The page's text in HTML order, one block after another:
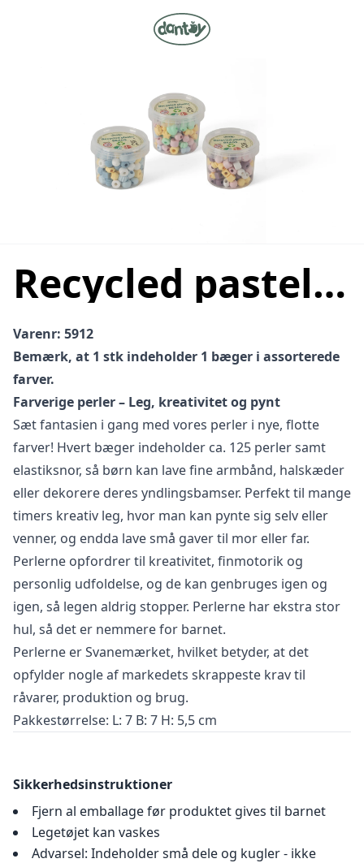
Recycled pastels perler 125 stk - 3 farvekombinationer - assorteret
Varenr: 5912
Bemærk, at 1 stk indeholder 1 bæger i assorterede
farver.
Farverige perler – Leg, kreativitet og pynt
Sæt fantasien i gang med vores perler i nye, flotte
farver! Hvert bæger indeholder ca. 125 perlersamt
elastiksnor, så børn kan lave fine armbånd, halskæder
eller dekorere deres yndlingsbamser. Perfekt til mange
timers kreativ leg, hvor man kan pynte sig selv eller
venner, og endda lave små gaver til mor eller far.
Perlerne opfordrer til kreativitet, finmotorik og
personlig udfoldelse, og de kan genbruges igen og
igen, så legen aldrig stopper. Perlerne har ekstra stor
hul, så det er nemmere for barnet.
Perlerne er Svanemærket, hvilket betyder, at det
opfylder nogle af markedets skrappeste krav til
råvarer, produktion og brug.
Pakkestørrelse: L: 7 B: 7 H: 5,5 cm
Sikkerhedsinstruktioner
Fjern al emballage før produktet gives til barnet
Legetøjet kan vaskes
Advarsel: Indeholder små dele og kugler - ikke